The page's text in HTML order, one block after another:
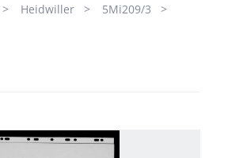
Heidwiller
5Mi209/3